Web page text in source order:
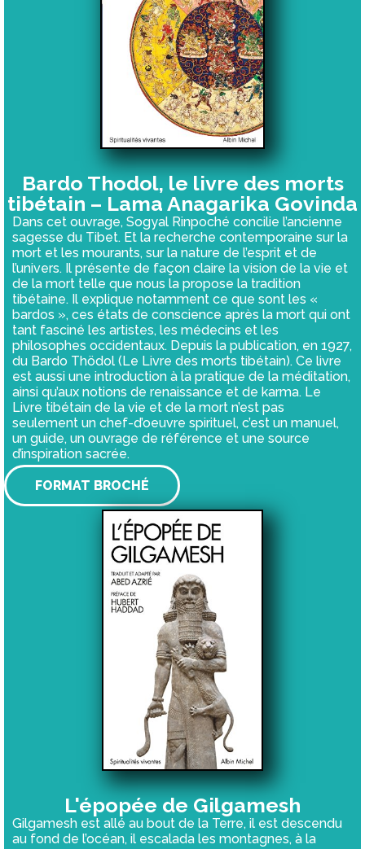
Bardo Thodol, le livre des morts
tibétain – Lama Anagarika Govinda
Dans cet ouvrage, Sogyal Rinpoché concilie l’ancienne
sagesse du Tibet. Et la recherche contemporaine sur la
mort et les mourants, sur la nature de l’esprit et de
l’univers. Il présente de façon claire la vision de la vie et
de la mort telle que nous la propose la tradition
tibétaine. Il explique notamment ce que sont les «
bardos », ces états de conscience après la mort qui ont
tant fasciné les artistes, les médecins et les
philosophes occidentaux. Depuis la publication, en 1927,
du Bardo Thödol (Le Livre des morts tibétain). Ce livre
est aussi une introduction à la pratique de la méditation,
ainsi qu’aux notions de renaissance et de karma. Le
Livre tibétain de la vie et de la mort n’est pas
seulement un chef-d’oeuvre spirituel, c’est un manuel,
un guide, un ouvrage de référence et une source
d’inspiration sacrée.
FORMAT BROCHÉ
L'épopée de Gilgamesh
Gilgamesh est allé au bout de la Terre, il est descendu
au fond de l’océan, il escalada les montagnes, à la